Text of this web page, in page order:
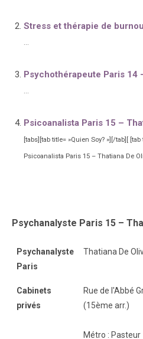
Stress et thérapie de
...
Psychothérapeute Paris 14
...
Psicoanalista Paris 15 –
[tabs][tab title= »Quien Soy? »][/tab][
Psicoanalista Paris 15 – Thatiana De
Psychanalyste Paris 15 –
Psychanalyste
Paris
Thatiana De
Cabinets
privés
Rue de l'Abbé
(15ème arr.)
Métro : Pasteur